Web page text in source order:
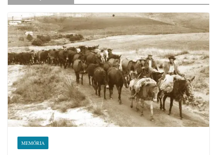
MEMÓRIA